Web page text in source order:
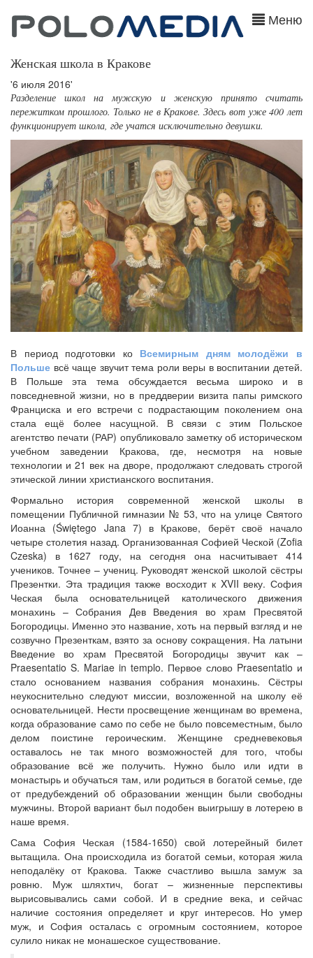
Меню
Женская школа в Кракове
'6 июля 2016'
Разделение школ на мужскую и женскую принято считать
пережитком прошлого. Только не в Кракове. Здесь вот уже 400 лет
функционирует школа, где учатся исключительно девушки.
В период подготовки ко Всемирным дням молодёжи в
Польше всё чаще звучит тема роли веры в воспитании детей.
В Польше эта тема обсуждается весьма широко и в
повседневной жизни, но в преддверии визита папы римского
Франциска и его встречи с подрастающим поколением она
стала ещё более насущной. В связи с этим Польское
агентство печати (РАР) опубликовало заметку об историческом
учебном заведении Кракова, где, несмотря на новые
технологии и 21 век на дворе, продолжают следовать строгой
этической линии христианского воспитания.
Формально история современной женской школы в
помещении Публичной гимназии № 53, что на улице Святого
Иоанна (Świętego Jana 7) в Кракове, берёт своё начало
четыре столетия назад. Организованная Софией Ческой (Zofia
Czeska) в 1627 году, на сегодня она насчитывает 414
учеников. Точнее – учениц. Руководят женской школой сёстры
Презентки. Эта традиция также восходит к XVII веку. София
Ческая была основательницей католического движения
монахинь – Собрания Дев Введения во храм Пресвятой
Богородицы. Именно это название, хоть на первый взгляд и не
созвучно Презенткам, взято за основу сокращения. На латыни
Введение во храм Пресвятой Богородицы звучит как –
Praesentatio S. Mariae in templo. Первое слово Praesentatio и
стало основанием названия собрания монахинь. Сёстры
неукоснительно следуют миссии, возложенной на школу её
основательницей. Нести просвещение женщинам во времена,
когда образование само по себе не было повсеместным, было
делом поистине героическим. Женщине средневековья
оставалось не так много возможностей для того, чтобы
образование всё же получить. Нужно было или идти в
монастырь и обучаться там, или родиться в богатой семье, где
от предубеждений об образовании женщин были свободны
мужчины. Второй вариант был подобен выигрышу в лотерею в
наше время.
Сама София Ческая (1584-1650) свой лотерейный билет
вытащила. Она происходила из богатой семьи, которая жила
неподалёку от Кракова. Также счастливо вышла замуж за
ровню. Муж шляхтич, богат – жизненные перспективы
вырисовывались сами собой. И в средние века, и сейчас
наличие состояния определяет и круг интересов. Но умер
муж, и София осталась с огромным состоянием, которое
сулило никак не монашеское существование.